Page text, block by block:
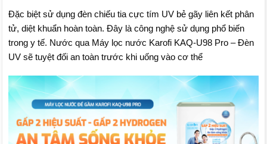
Đặc biệt sử dụng đèn chiếu tia cực tím UV bẻ gãy liên kết phân
tử, diệt khuẩn hoàn toàn. Đây là công nghệ sử dụng phổ biến
trong y tế. Nước qua Máy lọc nước Karofi KAQ-U98 Pro – Đèn
UV sẽ tuyệt đối an toàn trước khi uống vào cơ thể